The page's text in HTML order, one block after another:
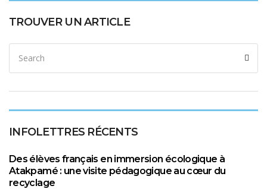
TROUVER UN ARTICLE
INFOLETTRES RÉCENTS
Des élèves français en immersion écologique à
Atakpamé : une visite pédagogique au cœur du
recyclage